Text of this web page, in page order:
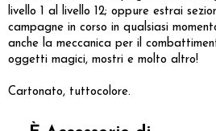
livello 1 al livello 12; oppure estrai
campagne in corso in qualsiasi
anche la meccanica per il
oggetti magici, mostri e molto altro!
Cartonato, tuttocolore.